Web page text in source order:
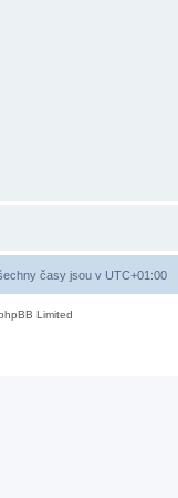
časy jsou v UTC+01:00
Limited